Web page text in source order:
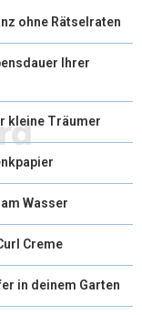
ohne Rätselraten
Ihrer
kleine Träumer
Wasser
Creme
in deinem Garten